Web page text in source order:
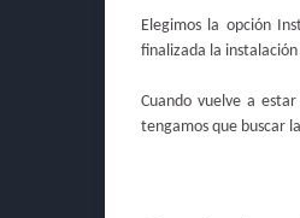
Elegimos la opción
finalizada la
Cuando vuelve a
tengamos que buscar